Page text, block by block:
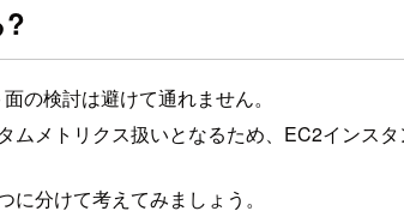
?
の検討は避けて通れません。
メトリクス扱いとなるため、EC2インス
分けて考えてみましょう。